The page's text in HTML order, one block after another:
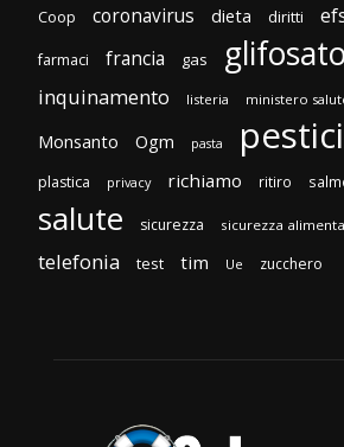
Coop coronavirus dieta diritti
farmaci francia gas glifosato
inquinamento listeria ministero
Monsanto Ogm pasta
plastica privacy richiamo ritiro
salute sicurezza sicurezza
telefonia test tim Ue zucchero